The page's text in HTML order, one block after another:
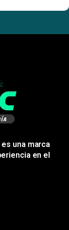
una marca
en el